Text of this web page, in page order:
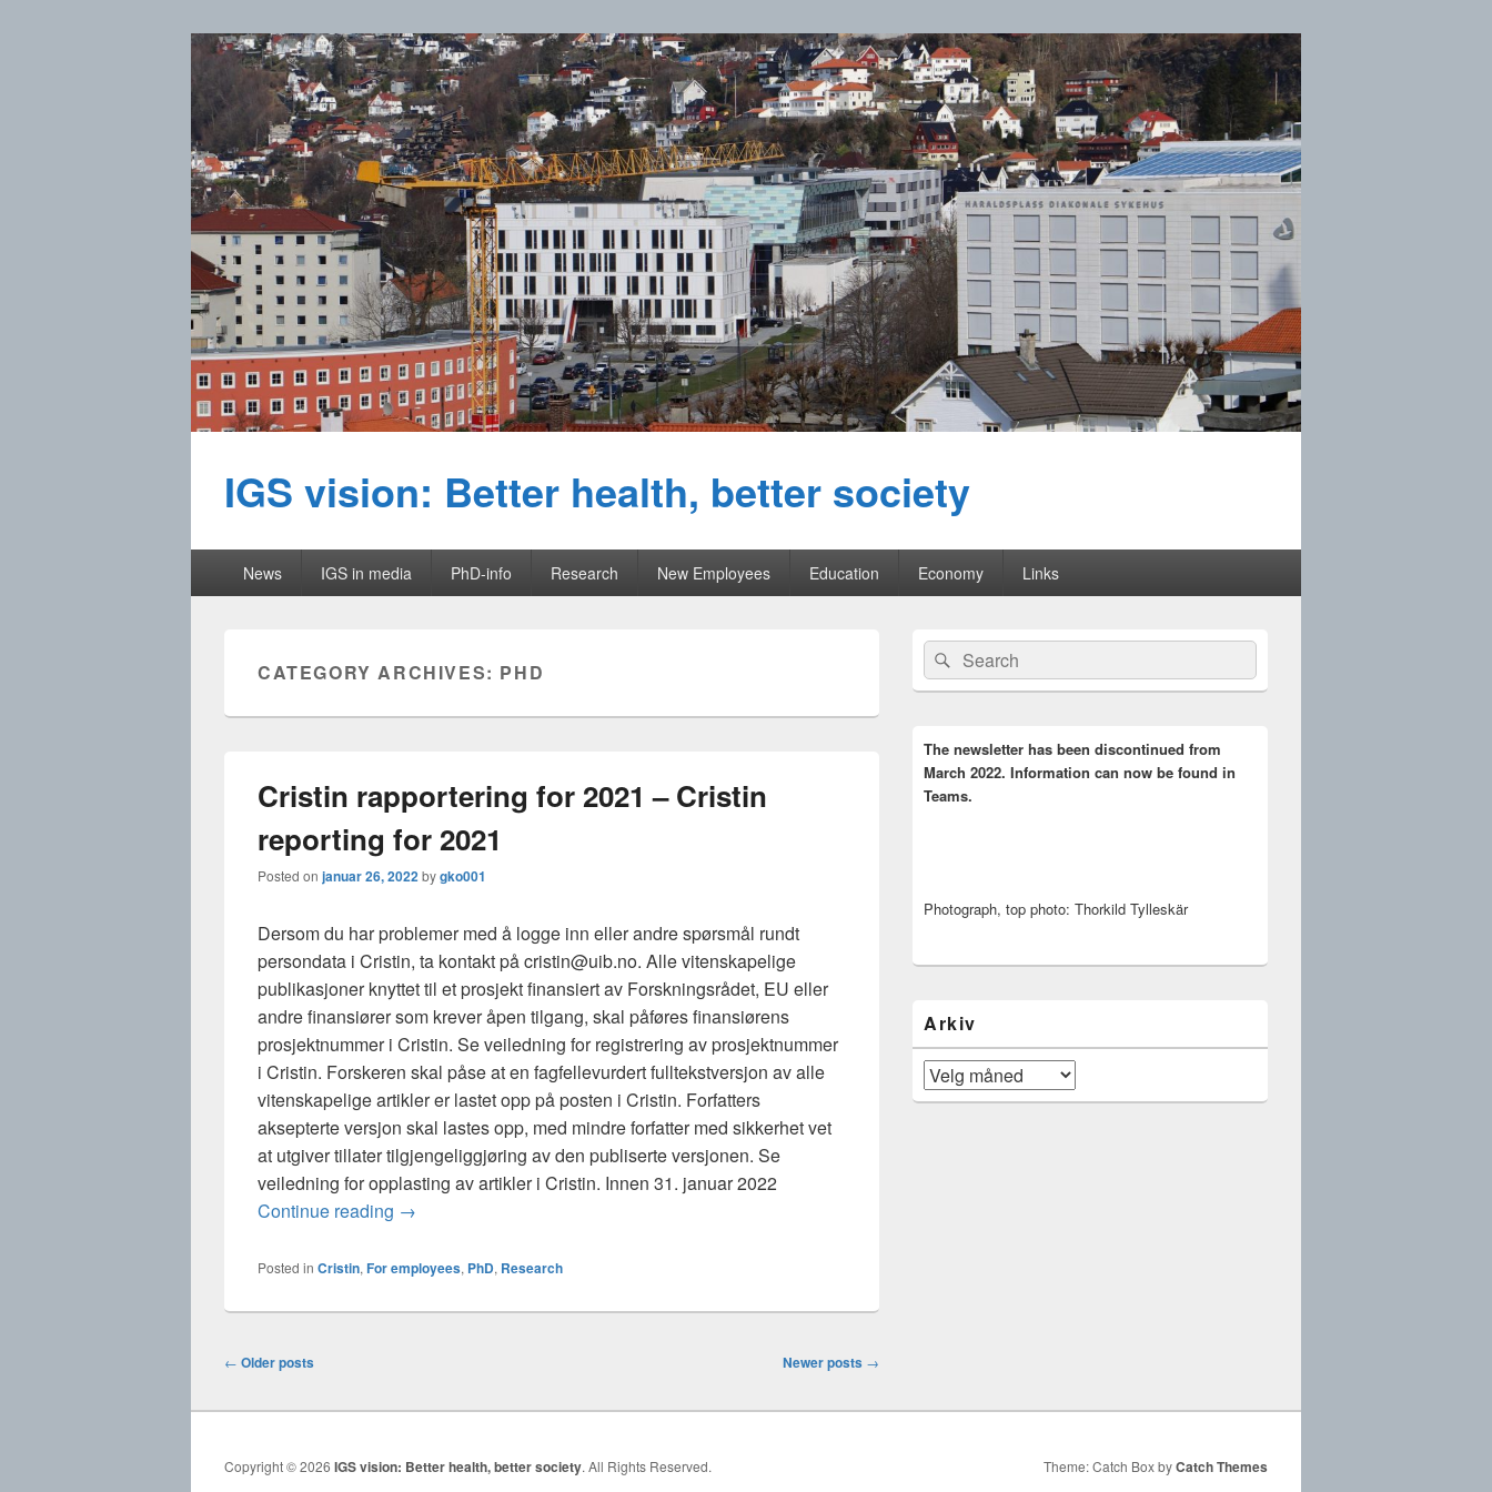
IGS vision: Better health, better society
News IGS in media PhD-info Research New Employees Education Economy Links
CATEGORY ARCHIVES: PHD
Cristin rapportering for 2021 – Cristin
reporting for 2021
Posted on januar 26, 2022bygko001
Dersom du har problemer med å logge inn eller andre spørsmål rundt
persondata i Cristin, ta kontakt på cristin@uib.no. Alle vitenskapelige
publikasjoner knyttet til et prosjekt finansiert av Forskningsrådet, EU eller
andre finansiører som krever åpen tilgang, skal påføres finansiørens
prosjektnummer i Cristin. Se veiledning for registrering av prosjektnummer
i Cristin. Forskeren skal påse at en fagfellevurdert fulltekstversjon av alle
vitenskapelige artikler er lastet opp på posten i Cristin. Forfatters
aksepterte versjon skal lastes opp, med mindre forfatter med sikkerhet vet
at utgiver tillater tilgjengeliggjøring av den publiserte versjonen. Se
veiledning for opplasting av artikler i Cristin. Innen 31. januar 2022
Continue reading Cristin rapportering for 2021 – Cristin reporting for 2021
→
Posted in Cristin, For employees, PhD, Research
Post
← Older posts Newer posts →
Primary
Sidebar
Widget
Area
Search
for:
Search
The newsletter has been discontinued from
March 2022. Information can now be found in
Teams.
Photograph, top photo: Thorkild Tylleskär
Arkiv
Arkiv
Copyright © 2026 IGS vision: Better health, better society. All Rights Reserved. Theme: Catch Box byCatch Themes